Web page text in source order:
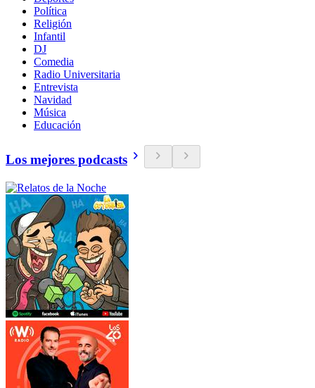
Política
Religión
Infantil
DJ
Comedia
Radio Universitaria
Entrevista
Navidad
Música
Educación
Los mejores podcasts